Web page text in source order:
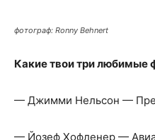
фотограф: Ronny Behnert
Какие твои три любимые
— Джимми Нельсон —
— Йозеф Хофленер —